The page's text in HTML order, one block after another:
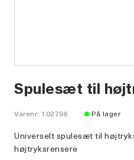
Spulesæt til
Varenr: 102796 På lager
Universelt spulesæt til
højtryksrensere